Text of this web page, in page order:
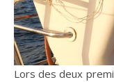
Lors des deux